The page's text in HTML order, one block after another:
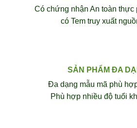
Có chứng nhận An toàn thực
có Tem truy xuất
SẢN PHẨM ĐA
Đa dạng mẫu mã phù
Phù hợp nhiều độ tuổi